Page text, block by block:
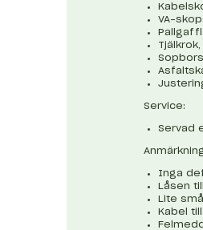
VA-
Service:
Servad
Inga
Låsen
Lite
Kabel